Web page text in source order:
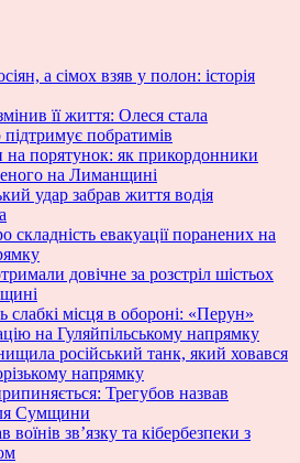
а сімох взяв у полон: історія
її життя: Олеся стала
підтримує побратимів
порятунок: як прикордонники
на Лиманщині
удар забрав життя водія
складність евакуації поранених на
довічне за розстріл шістьох
місця в обороні: «Перун»
на Гуляйпільському напрямку
російський танк, який ховався
напрямку
Трегубов назвав
Сумщини
воїнів зв’язку та кібербезпеки з